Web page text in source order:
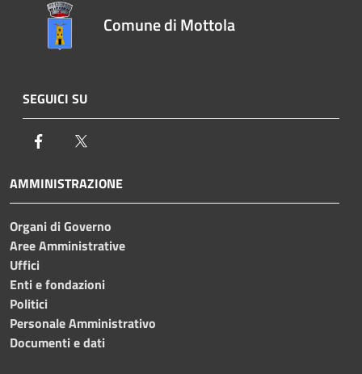
Comune di Mottola
SEGUICI SU
Facebook
AMMINISTRAZIONE
Organi di Governo
Aree Amministrative
Uffici
Enti e fondazioni
Politici
Personale Amministrativo
Documenti e dati